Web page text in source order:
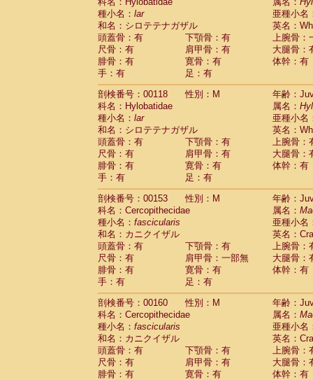
種小名： lar
亜種小名
和名：シロテテナガザル
英名：
頭蓋骨：有
下顎骨：有
上腕骨：
尺骨：有
肩甲骨：有
大腿骨：
腓骨：有
寛骨：有
体幹：有
手：有
足：有
剖検番号：00118
性別：M
年齢：
科名：Hylobatidae
属名：
種小名： lar
亜種小名
和名：シロテテナガザル
英名：
頭蓋骨：有
下顎骨：有
上腕骨：
尺骨：有
肩甲骨：有
大腿骨：
腓骨：有
寛骨：有
体幹：有
手：有
足：有
剖検番号：00153
性別：M
年齢：
科名：Cercopithecidae
属名：
種小名： fascicularis
亜種小名
和名：カニクイザル
英名：
頭蓋骨：有
下顎骨：有
上腕骨：
尺骨：有
肩甲骨：一部無
大腿骨：
腓骨：有
寛骨：有
体幹：有
手：有
足：有
剖検番号：00160
性別：M
年齢：
科名：Cercopithecidae
属名：
種小名： fascicularis
亜種小名
和名：カニクイザル
英名：
頭蓋骨：有
下顎骨：有
上腕骨：
尺骨：有
肩甲骨：有
大腿骨：
腓骨：有
寛骨：有
体幹：有